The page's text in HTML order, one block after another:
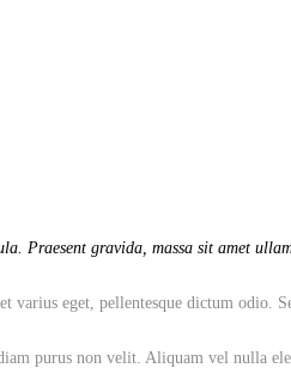
Praesent gravida, massa sit amet
eget, pellentesque dictum odio.
purus non velit. Aliquam vel nulla